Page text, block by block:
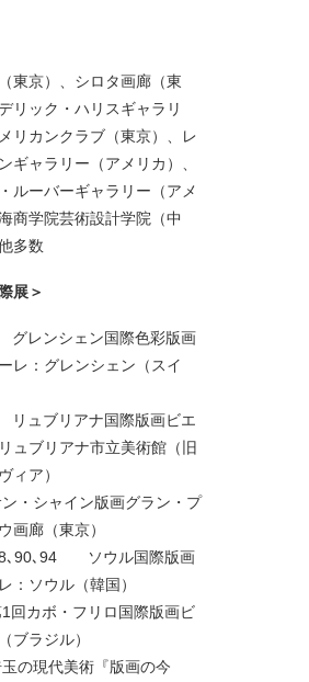
東京）、シロタ画廊（東
リック・ハリスギャラリ
リカンクラブ（東京）、レ
ギャラリー（アメリカ）、
ルーバーギャラリー（アメ
商学院芸術設計学院（中
多数
展＞
レンシェン国際色彩版画
レ：グレンシェン（スイ
ュブリアナ国際版画ビエ
ュブリアナ市立美術館（旧
ィア）
シャイン版画グラン・プ
画廊（東京）
､90､94 ソウル国際版画
：ソウル（韓国）
カボ・フリロ国際版画ビ
ブラジル）
現代美術『版画の今